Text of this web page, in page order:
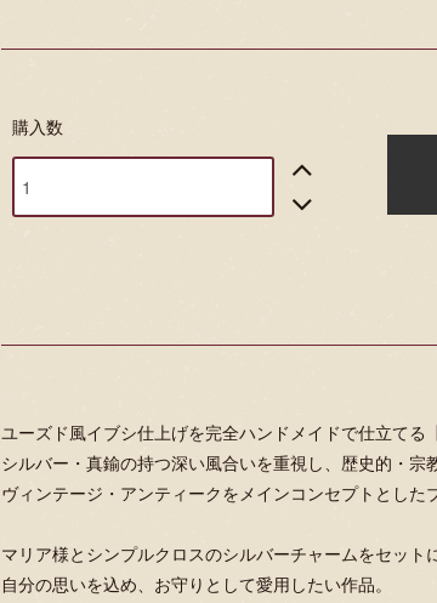
購入数
ユーズド風イブシ仕上げを完全ハンドメイドで仕立てる
シルバー・真鍮の持つ深い風合いを重視し、歴史的・宗
ヴィンテージ・アンティークをメインコンセプトとした
マリア様とシンプルクロスのシルバーチャームをセッ
自分の思いを込め、お守りとして愛用したい作品。